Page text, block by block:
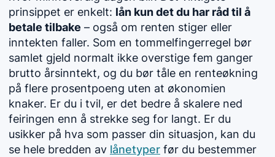
prinsippet er enkelt: lån kun det du har råd til å
betale tilbake – også om renten stiger eller
inntekten faller. Som en tommelfingerregel bør
samlet gjeld normalt ikke overstige fem ganger
brutto årsinntekt, og du bør tåle en renteøkning
på flere prosentpoeng uten at økonomien
knaker. Er du i tvil, er det bedre å skalere ned
feiringen enn å strekke seg for langt. Er du
usikker på hva som passer din situasjon, kan du
se hele bredden av lånetyper før du bestemmer